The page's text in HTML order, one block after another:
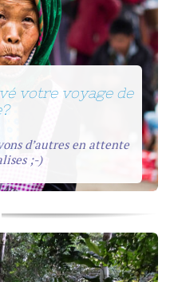
votre voyage de
d’autres en attente
;-)